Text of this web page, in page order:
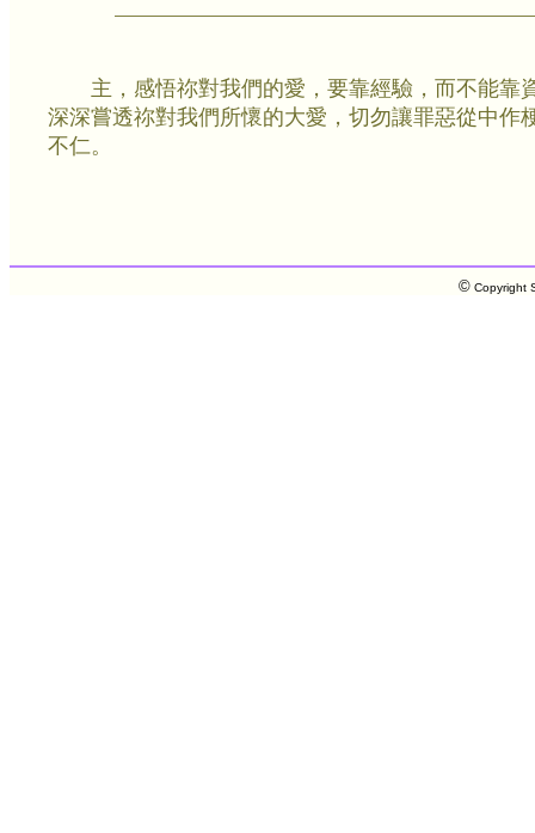
主，感悟祢對我們的愛，要靠經驗，而不能靠
深深嘗透祢對我們所懷的大愛，切勿讓罪惡從中作
不仁。
© Copyright